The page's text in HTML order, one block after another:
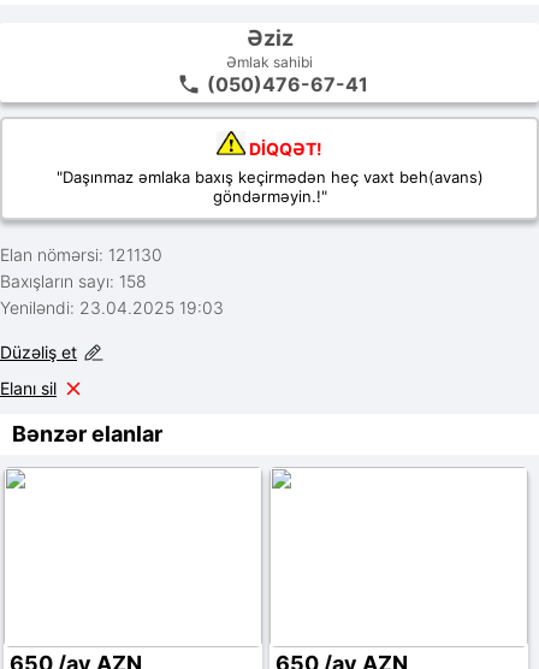
Əziz
Əmlak sahibi
(050)476-67-41
DİQQƏT!
"Daşınmaz əmlaka baxış keçirmədən heç vaxt beh(avans)
göndərməyin.!"
Elan nömərsi: 121130
Baxışların sayı: 158
Yeniləndi: 23.04.2025 19:03
Düzəliş et
Elanı sil
Bənzər elanlar
650 /ay AZN 650 /ay AZN